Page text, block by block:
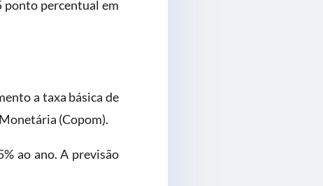
ponto percentual em
a taxa básica de
(Copom).
ao ano. A previsão